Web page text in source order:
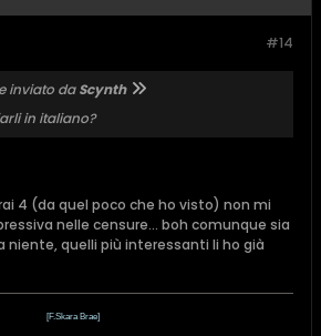
#14
inviato daScynth
in italiano?
4 (da quel poco che ho visto) non mi
nelle censure... boh comunque sia
niente, quelli più interessanti li ho già
[F.Skara Brae]